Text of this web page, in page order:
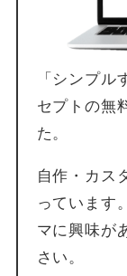
「シンプ
セプトの無
た。
自作・カス
っています
マに興味が
さい。